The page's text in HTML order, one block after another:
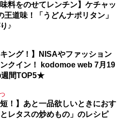
味料をのせてレンチン】ケチャッ
王道味！「うどんナポリタン」
♪
キング！】NISAやファッション
クイン！ kodomoe web 7月19
週間TOP5★
短！】あと一品欲しいときにおす
レタスの炒めもの」のレシピ